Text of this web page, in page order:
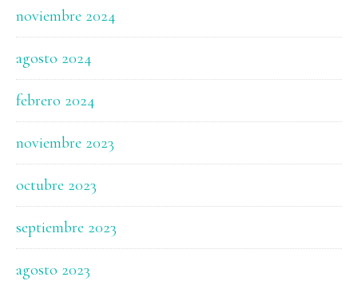
noviembre 2024
agosto 2024
febrero 2024
noviembre 2023
octubre 2023
septiembre 2023
agosto 2023